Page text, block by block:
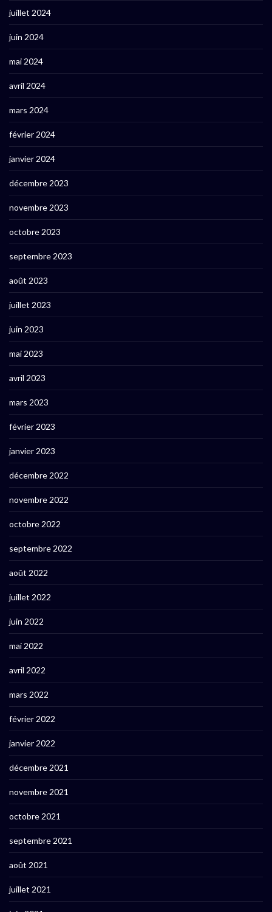
juillet 2024
juin 2024
mai 2024
avril 2024
mars 2024
février 2024
janvier 2024
décembre 2023
novembre 2023
octobre 2023
septembre 2023
août 2023
juillet 2023
juin 2023
mai 2023
avril 2023
mars 2023
février 2023
janvier 2023
décembre 2022
novembre 2022
octobre 2022
septembre 2022
août 2022
juillet 2022
juin 2022
mai 2022
avril 2022
mars 2022
février 2022
janvier 2022
décembre 2021
novembre 2021
octobre 2021
septembre 2021
août 2021
juillet 2021